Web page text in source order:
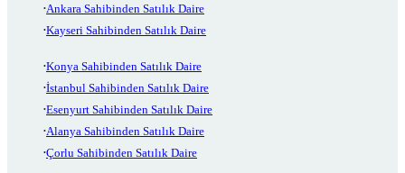
Ankara Sahibinden Satılık Daire
Kayseri Sahibinden Satılık Daire
Konya Sahibinden Satılık Daire
İstanbul Sahibinden Satılık Daire
Esenyurt Sahibinden Satılık Daire
Alanya Sahibinden Satılık Daire
Çorlu Sahibinden Satılık Daire